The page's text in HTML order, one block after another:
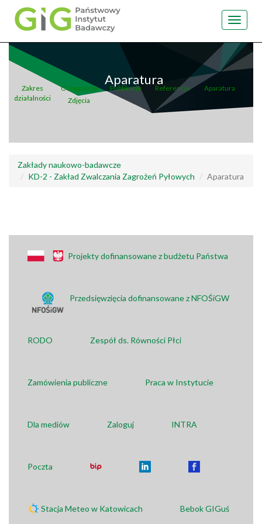
Przejdź
treści
Toggle
Aparatura
Zakłady naukowo-badawcze
KD-2 - Zakład Zwalczania Zagrożeń Pyłowych
Aparatura
Zakres
działalności
Osiągnięcia Publikacje Referencje
Aparatura
Zdjęcia
Projekty dofinansowane z budżetu Państwa
Przedsięwzięcia dofinansowane z NFOŚiGW
RODO Zespół ds. Równości Płci
Zamówienia publiczne Praca w Instytucie
Dla mediów Zaloguj INTRA
Poczta
Stacja Meteo w Katowicach Bebok GIGuś